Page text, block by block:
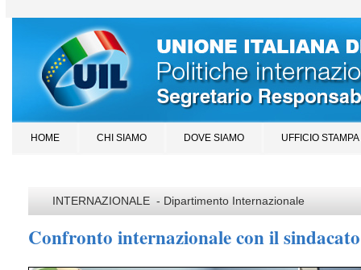
HOME CHI SIAMO DOVE SIAMO UFFICIO STAMPA
INTERNAZIONALE - Dipartimento Internazionale
Confronto internazionale con il